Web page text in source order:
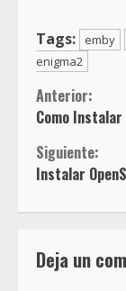
Tags: emby
enigma2
Sigue
leyendo
Anterior:
Como
Siguiente:
Instalar
Deja un